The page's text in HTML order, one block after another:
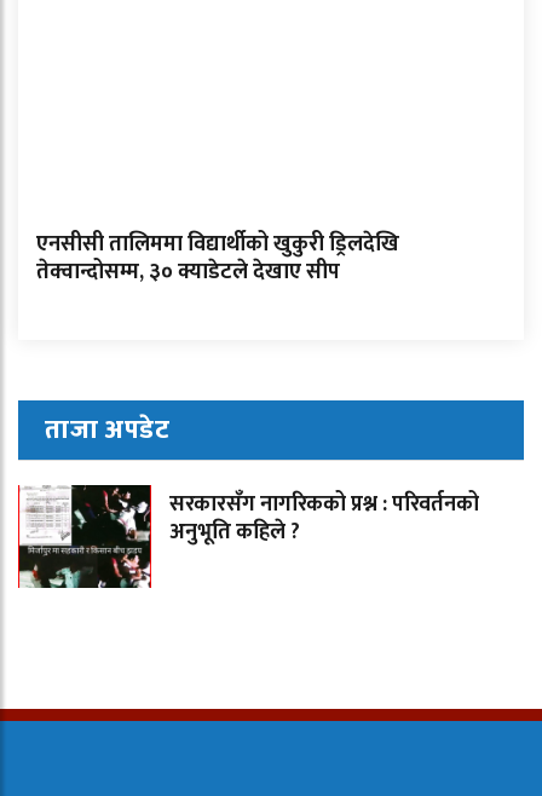
एनसीसी तालिममा विद्यार्थीको खुकुरी ड्रिलदेखि
तेक्वान्दोसम्म, ३० क्याडेटले देखाए सीप
ताजा अपडेट
सरकारसँग नागरिकको प्रश्न : परिवर्तनको
अनुभूति कहिले ?